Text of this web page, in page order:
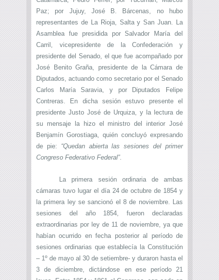
Paz; por Jujuy, José B. Bárcenas, no hubo
representantes de La Rioja, Salta y San Juan. La
Asamblea fue presidida por Salvador María del
Carril, vicepresidente de la Confederación y
presidente del Senado, el que fue acompañado por
José Benito Graña, presidente de la Cámara de
Diputados, actuando como secretario por el Senado
Carlos María Saravia, y por Diputados Felipe
Contreras. En dicha sesión estuvo presente el
presidente Justo José de Urquiza, y la lectura de
su mensaje la hizo el ministro del interior José
Benjamín Gorostiaga, quién concluyó expresando
de pie: “Quedan abierta las sesiones del primer
Congreso Federativo Federal”.
La primera sesión ordinaria de ambas
cámaras tuvo lugar el día 24 de octubre de 1854 y
la primera ley se sancionó el 8 de noviembre. Las
sesiones del año 1854, fueron declaradas
extraordinarias por ley de 11 de noviembre, ya que
habían ocurrido en fecha posterior al período de
sesiones ordinarias que establecía la Constitución
– 1º de mayo al 30 de setiembre- y duraron hasta el
3 de diciembre, dictándose en ese período 21